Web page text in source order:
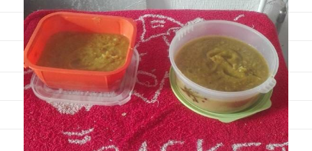
Viandes
Pratique
Mesures conversions
Lexique des différents termes de cuisine
Service du vin